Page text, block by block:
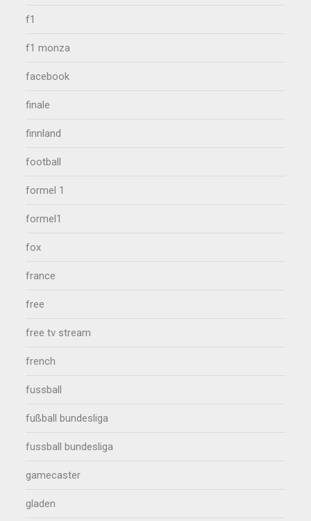
f1
f1 monza
facebook
finale
finnland
football
formel 1
formel1
fox
france
free
free tv stream
french
fussball
fußball bundesliga
fussball bundesliga
gamecaster
gladen